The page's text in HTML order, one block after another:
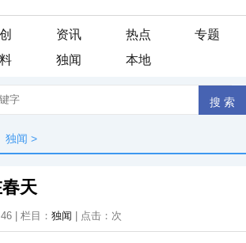
资讯 热点
专题
独闻 本地
独闻 >
天
| 栏目： 独闻 | 点击： 次